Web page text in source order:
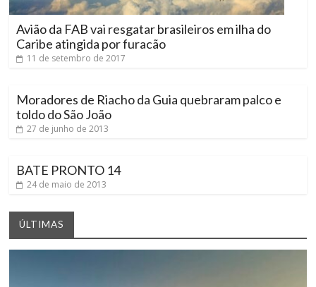
Avião da FAB vai resgatar brasileiros em ilha do
Caribe atingida por furacão
11 de setembro de 2017
Moradores de Riacho da Guia quebraram palco e
toldo do São João
27 de junho de 2013
BATE PRONTO 14
24 de maio de 2013
ÚLTIMAS